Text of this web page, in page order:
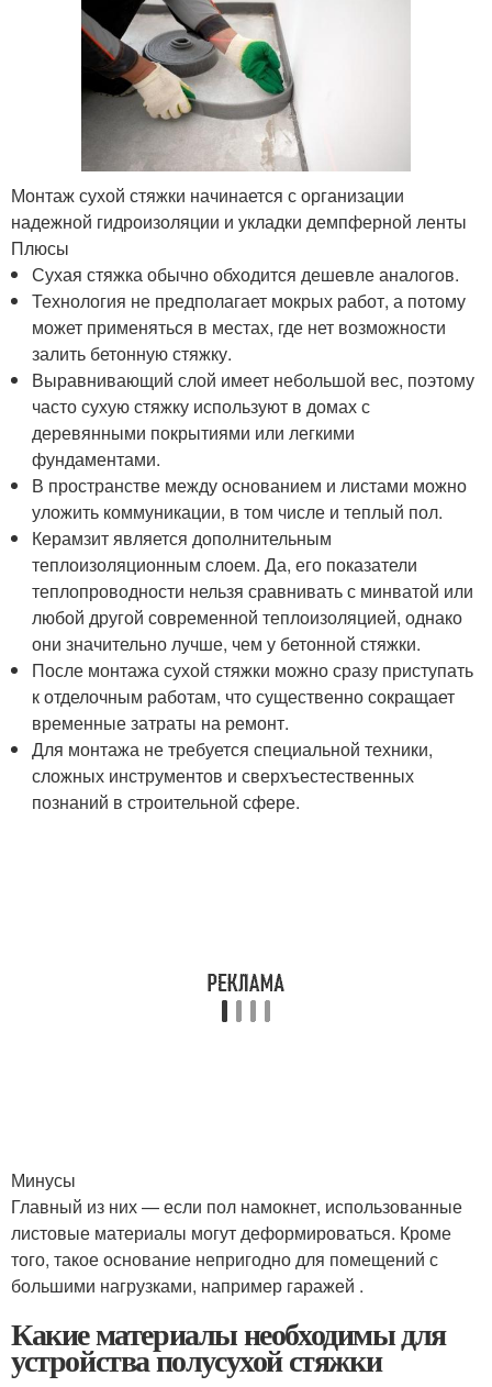
Монтаж сухой стяжки начинается с организации
надежной гидроизоляции и укладки демпферной ленты
Плюсы
Сухая стяжка обычно обходится дешевле аналогов.
Технология не предполагает мокрых работ, а потому
может применяться в местах, где нет возможности
залить бетонную стяжку.
Выравнивающий слой имеет небольшой вес, поэтому
часто сухую стяжку используют в домах с
деревянными покрытиями или легкими
фундаментами.
В пространстве между основанием и листами можно
уложить коммуникации, в том числе и теплый пол.
Керамзит является дополнительным
теплоизоляционным слоем. Да, его показатели
теплопроводности нельзя сравнивать с минватой или
любой другой современной теплоизоляцией, однако
они значительно лучше, чем у бетонной стяжки.
После монтажа сухой стяжки можно сразу приступать
к отделочным работам, что существенно сокращает
временные затраты на ремонт.
Для монтажа не требуется специальной техники,
сложных инструментов и сверхъестественных
познаний в строительной сфере.
Минусы
Главный из них — если пол намокнет, использованные
листовые материалы могут деформироваться. Кроме
того, такое основание непригодно для помещений с
большими нагрузками, например гаражей .
Какие материалы необходимы для
устройства полусухой стяжки